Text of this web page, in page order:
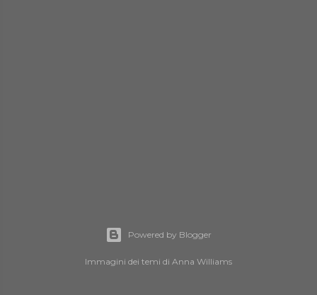
Powered by Blogger
Immagini dei temi di Anna Williams